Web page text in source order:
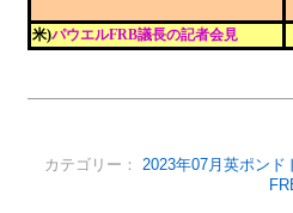
米)パウエルFRB議長の記者会見
カテゴリー： 2023年07月英ポンド